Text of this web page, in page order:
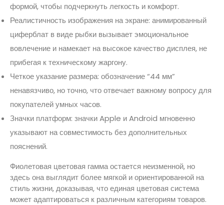
формой, чтобы подчеркнуть легкость и комфорт.
Реалистичность изображения на экране: анимированный
циферблат в виде рыбки вызывает эмоциональное
вовлечение и намекает на высокое качество дисплея, не
прибегая к техническому жаргону.
Четкое указание размера: обозначение “44 мм”
ненавязчиво, но точно, что отвечает важному вопросу для
покупателей умных часов.
Значки платформ: значки Apple и Android мгновенно
указывают на совместимость без дополнительных
пояснений.
Фиолетовая цветовая гамма остается неизменной, но
здесь она выглядит более мягкой и ориентированной на
стиль жизни, доказывая, что единая цветовая система
может адаптироваться к различным категориям товаров.